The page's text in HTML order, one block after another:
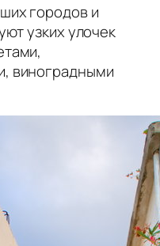
городов и
узких улочек
виноградными